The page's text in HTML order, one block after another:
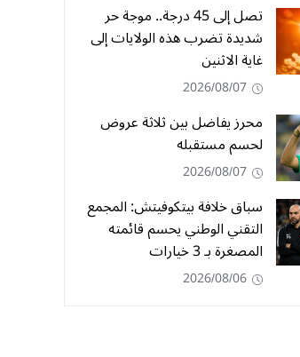
تصل إلى 45 درجة.. موجة حر
شديدة تضرب هذه الولايات إلى
غاية الاثنين
2026/08/07
محرز يفاضل بين ثلاثة عروض
لحسم مستقبله
2026/08/07
سباق خلافة بيتكوفيتش: المجمع
التقني الوطني يحسم قائمته
المصغرة بـ 3 خيارات
2026/08/06